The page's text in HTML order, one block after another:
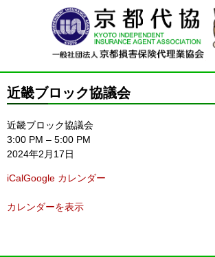
近畿ブロック協議会
近畿ブロック協議会
3:00 PM – 5:00 PM
2024年2月17日
iCalGoogle カレンダー
カレンダーを表示